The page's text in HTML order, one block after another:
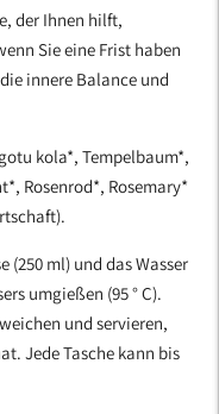
der Ihnen hilft,
Sie eine Frist haben
innere Balance und
kola*, Tempelbaum*,
Rosenrod*, Rosemary*
(250 ml) und das Wasser
umgießen (95 ° C).
und servieren,
Jede Tasche kann bis